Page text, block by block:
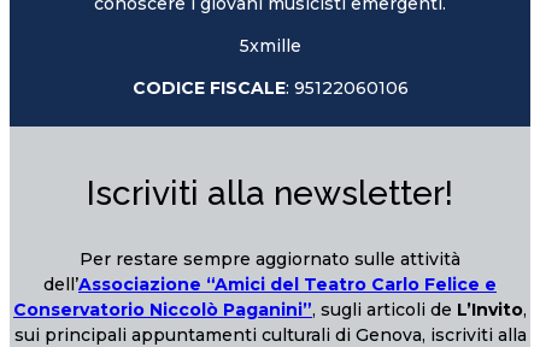
5xmille
CODICE FISCALE: 95122060106
Iscriviti alla newsletter!
Per restare sempre aggiornato sulle attività
dell’Associazione “Amici del Teatro Carlo Felice e
Conservatorio Niccolò Paganini”, sugli articoli de L’Invito,
sui principali appuntamenti culturali di Genova, iscriviti alla